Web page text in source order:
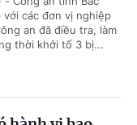
với các đơn vị nghiệp
an đã điều tra, làm
thời khởi tố 3 bị...